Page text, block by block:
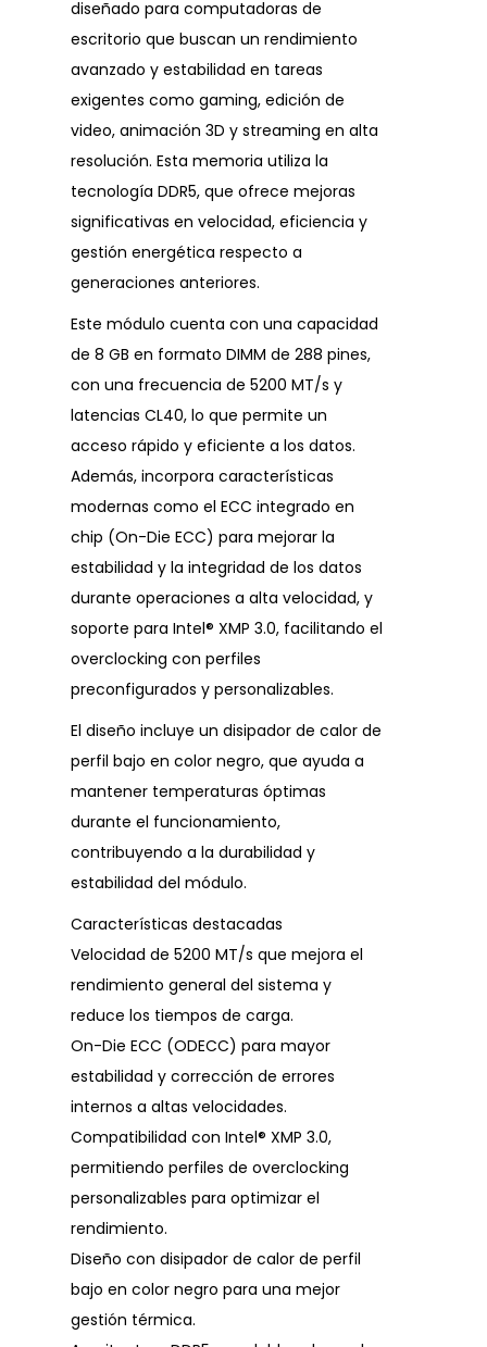
diseñado para computadoras de
escritorio que buscan un rendimiento
avanzado y estabilidad en tareas
exigentes como gaming, edición de
video, animación 3D y streaming en alta
resolución. Esta memoria utiliza la
tecnología DDR5, que ofrece mejoras
significativas en velocidad, eficiencia y
gestión energética respecto a
generaciones anteriores.
Este módulo cuenta con una capacidad
de 8 GB en formato DIMM de 288 pines,
con una frecuencia de 5200 MT/s y
latencias CL40, lo que permite un
acceso rápido y eficiente a los datos.
Además, incorpora características
modernas como el ECC integrado en
chip (On-Die ECC) para mejorar la
estabilidad y la integridad de los datos
durante operaciones a alta velocidad, y
soporte para Intel® XMP 3.0, facilitando el
overclocking con perfiles
preconfigurados y personalizables.
El diseño incluye un disipador de calor de
perfil bajo en color negro, que ayuda a
mantener temperaturas óptimas
durante el funcionamiento,
contribuyendo a la durabilidad y
estabilidad del módulo.
Características destacadas
Velocidad de 5200 MT/s que mejora el
rendimiento general del sistema y
reduce los tiempos de carga.
On-Die ECC (ODECC) para mayor
estabilidad y corrección de errores
internos a altas velocidades.
Compatibilidad con Intel® XMP 3.0,
permitiendo perfiles de overclocking
personalizables para optimizar el
rendimiento.
Diseño con disipador de calor de perfil
bajo en color negro para una mejor
gestión térmica.